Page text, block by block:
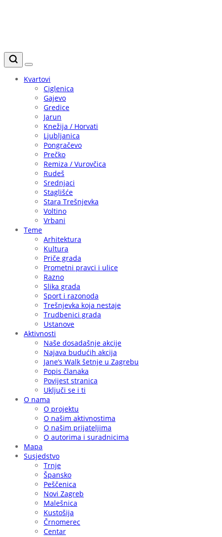
Kvartovi
Ciglenica
Gajevo
Gredice
Jarun
Knežija / Horvati
Ljubljanica
Pongračevo
Prečko
Remiza / Vurovčica
Rudeš
Srednjaci
Staglišće
Stara Trešnjevka
Voltino
Vrbani
Teme
Arhitektura
Kultura
Priče grada
Prometni pravci i ulice
Razno
Slika grada
Sport i razonoda
Trešnjevka koja nestaje
Trudbenici grada
Ustanove
Aktivnosti
Naše dosadašnje akcije
Najava budućih akcija
Jane’s Walk šetnje u Zagrebu
Popis članaka
Povijest stranica
Uključi se i ti
O nama
O projektu
O našim aktivnostima
O našim prijateljima
O autorima i suradnicima
Mapa
Susjedstvo
Trnje
Špansko
Peščenica
Novi Zagreb
Malešnica
Kustošija
Črnomerec
Centar